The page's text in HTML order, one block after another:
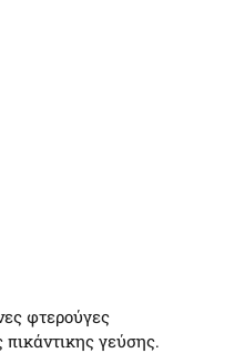
φτερούγες
γεύσης.